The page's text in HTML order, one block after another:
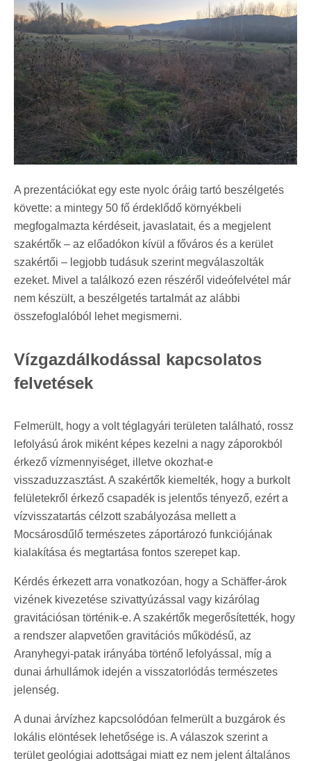
A prezentációkat egy este nyolc óráig tartó beszélgetés
követte: a mintegy 50 fő érdeklődő környékbeli
megfogalmazta kérdéseit, javaslatait, és a megjelent
szakértők – az előadókon kívül a főváros és a kerület
szakértői – legjobb tudásuk szerint megválaszolták
ezeket. Mivel a találkozó ezen részéről videófelvétel már
nem készült, a beszélgetés tartalmát az alábbi
összefoglalóból lehet megismerni.
Vízgazdálkodással kapcsolatos
felvetések
Felmerült, hogy a volt téglagyári területen található, rossz
lefolyású árok miként képes kezelni a nagy záporokból
érkező vízmennyiséget, illetve okozhat‑e
visszaduzzasztást. A szakértők kiemelték, hogy a burkolt
felületekről érkező csapadék is jelentős tényező, ezért a
vízvisszatartás célzott szabályozása mellett a
Mocsárosdűlő természetes záportározó funkciójának
kialakítása és megtartása fontos szerepet kap.
Kérdés érkezett arra vonatkozóan, hogy a Schäffer‑árok
vizének kivezetése szivattyúzással vagy kizárólag
gravitációsan történik-e. A szakértők megerősítették, hogy
a rendszer alapvetően gravitációs működésű, az
Aranyhegyi-patak irányába történő lefolyással, míg a
dunai árhullámok idején a visszatorlódás természetes
jelenség.
A dunai árvízhez kapcsolódóan felmerült a buzgárok és
lokális elöntések lehetősége is. A válaszok szerint a
terület geológiai adottságai miatt ez nem jelent általános